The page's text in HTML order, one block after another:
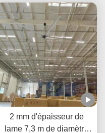
2 mm d'épaisseur de
lame 7,3 m de diamètre